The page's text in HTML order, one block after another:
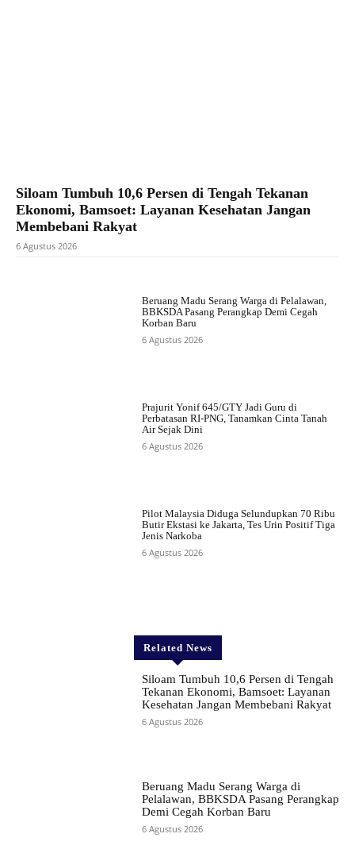
Siloam Tumbuh 10,6 Persen di Tengah Tekanan
Ekonomi, Bamsoet: Layanan Kesehatan Jangan
Membebani Rakyat
6 Agustus 2026
Beruang Madu Serang Warga di Pelalawan,
BBKSDA Pasang Perangkap Demi Cegah
Korban Baru
6 Agustus 2026
Prajurit Yonif 645/GTY Jadi Guru di
Perbatasan RI-PNG, Tanamkan Cinta Tanah
Air Sejak Dini
6 Agustus 2026
Pilot Malaysia Diduga Selundupkan 70 Ribu
Butir Ekstasi ke Jakarta, Tes Urin Positif Tiga
Jenis Narkoba
6 Agustus 2026
Related News
Siloam Tumbuh 10,6 Persen di Tengah
Tekanan Ekonomi, Bamsoet: Layanan
Kesehatan Jangan Membebani Rakyat
6 Agustus 2026
Beruang Madu Serang Warga di
Pelalawan, BBKSDA Pasang Perangkap
Demi Cegah Korban Baru
6 Agustus 2026